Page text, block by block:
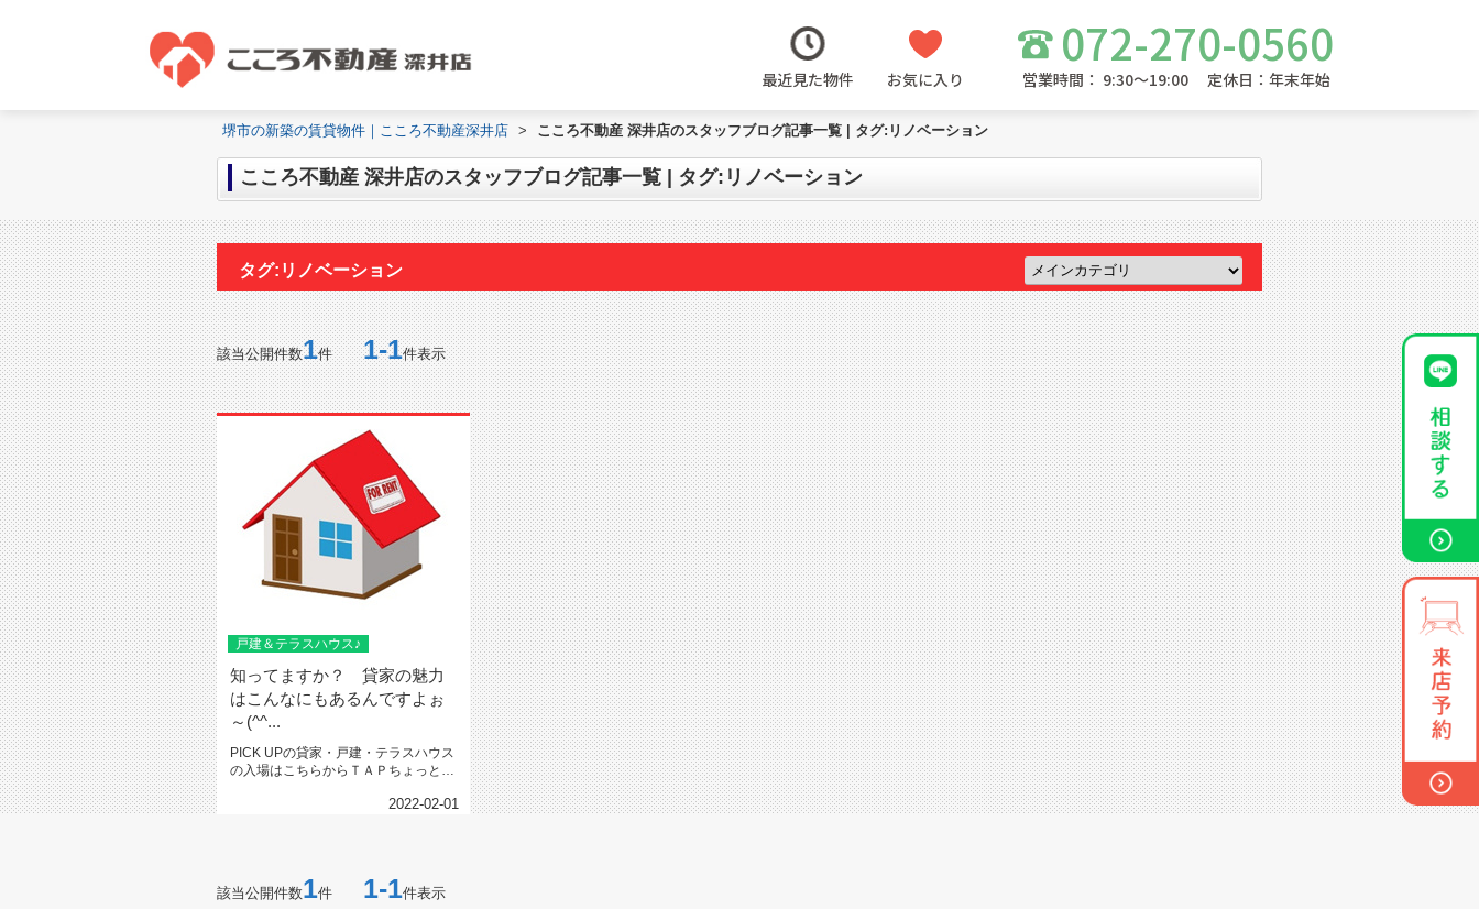
最近見た物件 お気に入り
072-270-0560
営業時間： 9:30～19:00 定休日：年末年始
堺市の新築の賃貸物件｜こころ不動産深井店 > こころ不動産 深井店のスタッフブログ記事一覧 | タグ:リノベーション
こころ不動産 深井店のスタッフブログ記事一覧 | タグ:リノベーション
タグ:リノベーション
該当公開件数1件1-1件表示
戸建＆テラスハウス♪
知ってますか？ 貸家の魅力
はこんなにもあるんですよぉ
～(^^...
PICK UPの貸家・戸建・テラスハウス
の入場はこちらからＴＡＰちょっと、
2022-02-01
該当公開件数1件 1-1件表示